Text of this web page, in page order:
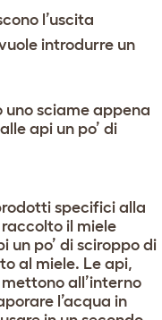
l’uscita
introdurre un
uno sciame appena
api un po’ di
specifici alla
il miele
un po’ di sciroppo di
al miele. Le api,
all’interno
l’acqua in